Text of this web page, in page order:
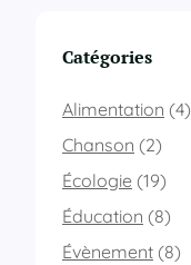
Catégories
Alimentation (4)
Chanson (2)
Écologie (19)
Éducation (8)
Évènement (8)